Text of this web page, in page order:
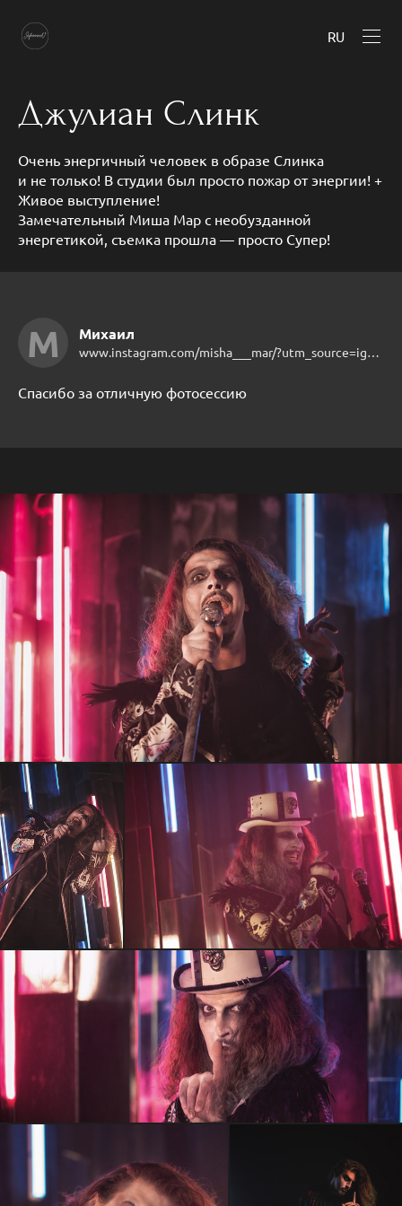
RU
Джулиан Слинк
Очень энергичный человек в образе Слинка
и не только! В студии был просто пожар от энергии! +
Живое выступление!
Замечательный Миша Мар с необузданной
энергетикой, съемка прошла — просто Супер!
М Михаил
www.instagram.com/misha___mar/?utm_source=ig_web_button_share_sheet&igshid=OGQ5ZDc2ODk2ZA==
Спасибо за отличную фотосессию